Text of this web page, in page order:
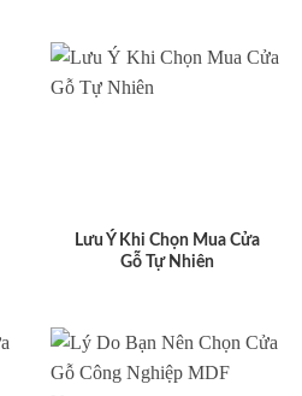
Lưu Ý Khi Chọn Mua Cửa
Gỗ Tự Nhiên